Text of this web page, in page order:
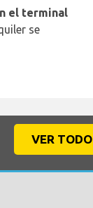
el terminal
se
VER TODO